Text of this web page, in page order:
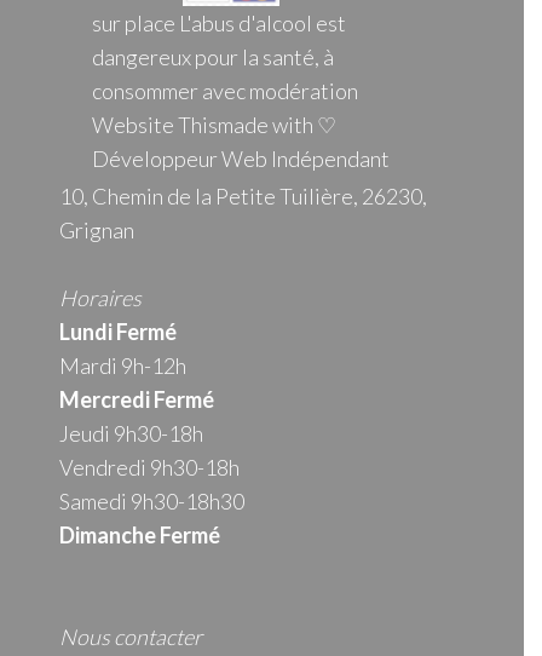
sur place L'abus d'alcool est
dangereux pour la santé, à
consommer avec modération
Website Thismade with ♡
Développeur Web Indépendant
10, Chemin de la Petite Tuilière, 26230,
Grignan
Horaires
Lundi Fermé
Mardi 9h-12h
MercrediFermé
Jeudi 9h30-18h
Vendredi 9h30-18h
Samedi 9h30-18h30
Dimanche Fermé
Nous contacter